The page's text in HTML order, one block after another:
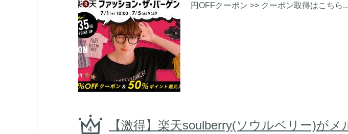
円OFFクーポン >> クーポン取得はこちら...
【激得】楽天soulberry(ソウルベリー)が